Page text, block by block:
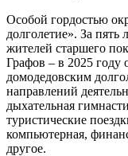
Особой гордостью
долголетие». За пять
жителей старшего
Графов – в 2025 году
домодедовским
направлений
дыхательная
туристические
компьютерная,
другое.